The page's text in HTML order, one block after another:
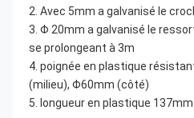
2. Avec 5mm a galvanisé le
3. Φ 20mm a galvanisé le
se prolongeant à 3m
4. poignée en plastique
(milieu), Φ60mm (côté)
5. longueur en plastique